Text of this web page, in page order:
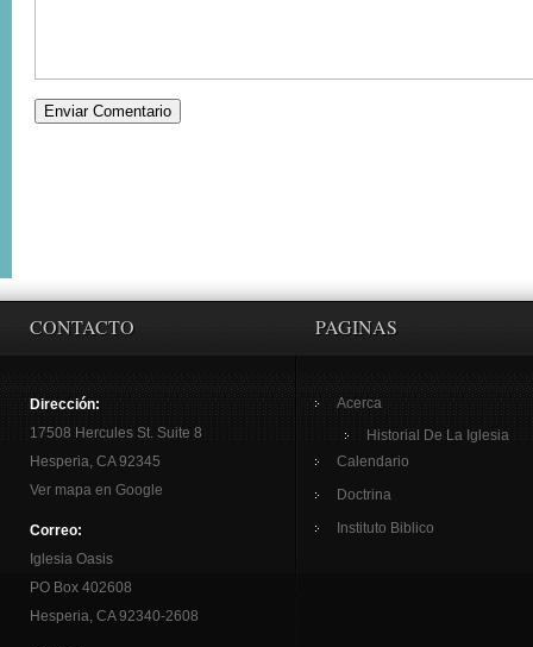
CONTACTO
Dirección:
17508 Hercules St. Suite 8
Hesperia, CA 92345
Ver mapa en Google
Correo:
Iglesia Oasis
PO Box 402608
Hesperia, CA 92340-2608
PAGINAS
Acerca
Historial De La Iglesia
Calendario
Doctrina
Instituto Biblico